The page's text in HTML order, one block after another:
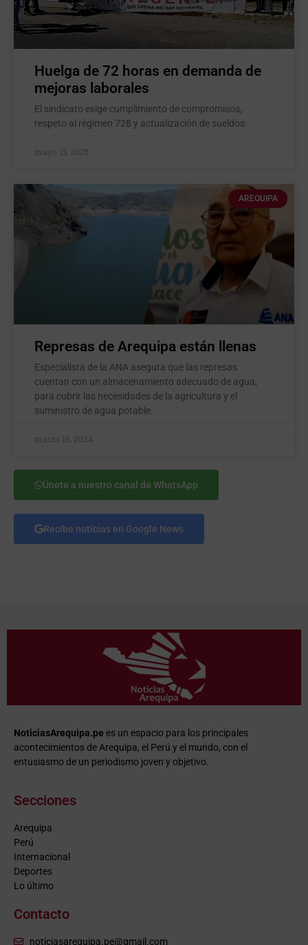
Huelga de 72 horas en demanda de
mejoras laborales
El sindicato exige cumplimiento de compromisos,
respeto al régimen 728 y actualización de sueldos.
mayo 13, 2025
AREQUIPA
Represas de Arequipa están llenas
Especialista de la ANA asegura que las represas
cuentan con un almacenamiento adecuado de agua,
para cubrir las necesidades de la agricultura y el
suministro de agua potable.
marzo 19, 2024
Únete a nuestro canal de WhatsApp
Recibe noticias en Google News
NoticiasArequipa.pe es un espacio para los principales
acontecimientos de Arequipa, el Perú y el mundo, con el
entusiasmo de un periodismo joven y objetivo.
Secciones
Arequipa
Perú
Internacional
Deportes
Lo último
Contacto
noticiasarequipa.pe@gmail.com